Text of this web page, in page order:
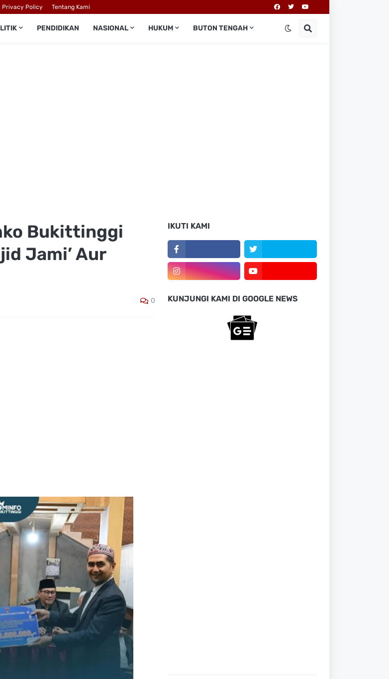
Privacy Policy Tentang Kami
PENDIDIKAN NASIONAL HUKUM BUTON TENGAH
Bukittinggi
Jami’ Aur
0
IKUTI KAMI
KUNJUNGI KAMI DI GOOGLE NEWS